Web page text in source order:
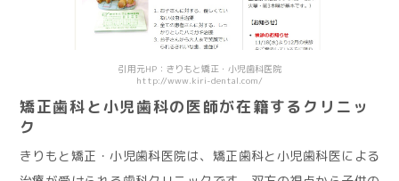
引用元HP：きりもと矯正・小児歯科医院
http://www.kiri-dental.com/
矯正歯科と小児歯科の医師が在籍するクリニッ
ク
きりもと矯正・小児歯科医院は、矯正歯科と小児歯科医による